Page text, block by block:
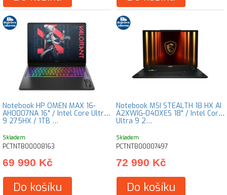
Notebook HP OMEN MAX 16-
AH0007NA 16" / Intel Core Ultra
9 275HX / 1TB …
Skladem
PCTNTB00008163
69 990 Kč
Do košíku
Notebook MSI STEALTH 18 HX AI
A2XWIG-040XES 18" / Intel Core
Ultra 9 2…
Skladem
PCTNTB00007497
72 990 Kč
Do košíku